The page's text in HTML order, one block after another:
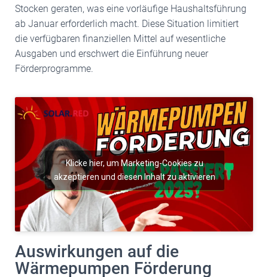
Stocken geraten, was eine vorläufige Haushaltsführung
ab Januar erforderlich macht. Diese Situation limitiert
die verfügbaren finanziellen Mittel auf wesentliche
Ausgaben und erschwert die Einführung neuer
Förderprogramme.
Klicke hier, um Marketing-Cookies zu
akzeptieren und diesen Inhalt zu aktivieren
Auswirkungen auf die
Wärmepumpen Förderung